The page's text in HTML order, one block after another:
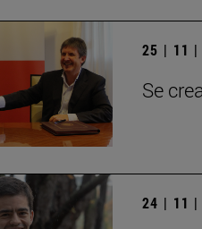
25 | 11 |
Se
24 | 11 |